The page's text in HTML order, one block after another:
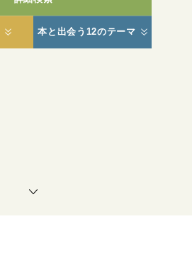
本と出会う12のテーマ